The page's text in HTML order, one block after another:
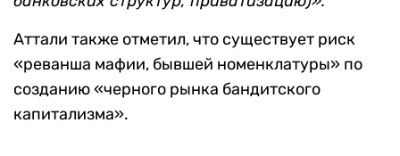
разделен, оружие же, разумеется, нет.
— Не создает ли усиливающаяся
дезинтеграция центра особые проблемы?
— Распад Союза нам не мешает. Мы уже